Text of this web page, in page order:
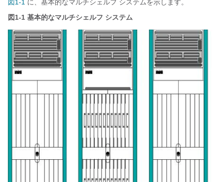
図1-1 に、基本的なマルチシェルフ システムを示します。
図1-1 基本的なマルチシェルフ システム